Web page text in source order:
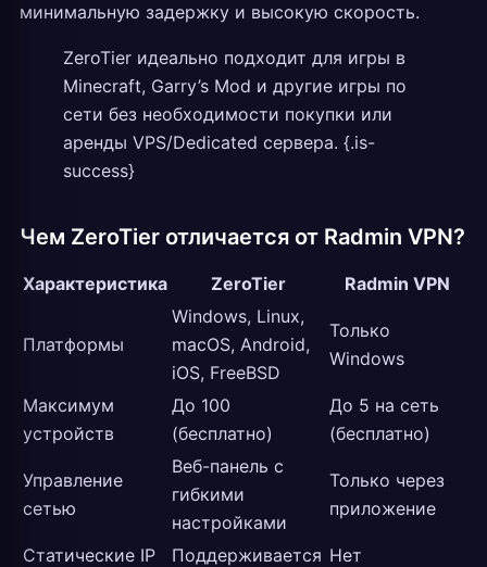
минимальную задержку и высокую скорость.
ZeroTier идеально подходит для игры в
Minecraft, Garry’s Mod и другие игры по
сети без необходимости покупки или
аренды VPS/Dedicated сервера. {.is-
success}
Чем ZeroTier отличается от Radmin VPN?
Характеристика ZeroTier Radmin VPN
Платформы
Windows, Linux,
macOS, Android,
iOS, FreeBSD
Только
Windows
Максимум
устройств
До 100
(бесплатно)
До 5 на сеть
(бесплатно)
Управление
сетью
Веб-панель с
гибкими
настройками
Только через
приложение
Статические IP Поддерживается Нет